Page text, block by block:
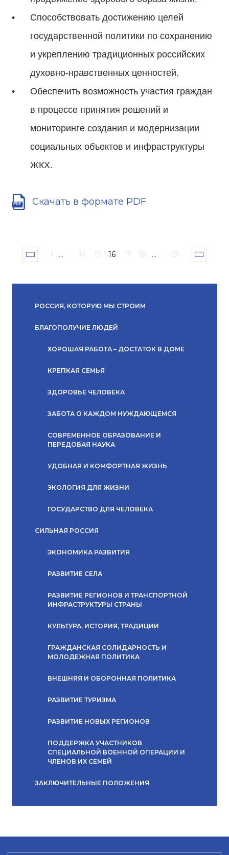
Способствовать достижению целей
государственной политики по сохранению
и укреплению традиционных российских
духовно-нравственных ценностей.
Обеспечить возможность участия граждан
в процессе принятия решений и
мониторинге создания и модернизации
социальных объектов и инфраструктуры
ЖКХ.
Скачать в формате PDF
1 ... 14 15 16 17 18 ... 21
РОССИЯ, КОТОРУЮ МЫ СТРОИМ
БЛАГОПОЛУЧИЕ ЛЮДЕЙ
ХОРОШАЯ РАБОТА – ДОСТАТОК В ДОМЕ
КРЕПКАЯ СЕМЬЯ
ЗДОРОВЬЕ ЧЕЛОВЕКА
ЗАБОТА О КАЖДОМ НУЖДАЮЩЕМСЯ
СОВРЕМЕННОЕ ОБРАЗОВАНИЕ И
ПЕРЕДОВАЯ НАУКА
УДОБНАЯ И КОМФОРТНАЯ ЖИЗНЬ
ЭКОЛОГИЯ ДЛЯ ЖИЗНИ
ГОСУДАРСТВО ДЛЯ ЧЕЛОВЕКА
СИЛЬНАЯ РОССИЯ
ЭКОНОМИКА РАЗВИТИЯ
РАЗВИТИЕ СЕЛА
РАЗВИТИЕ РЕГИОНОВ И ТРАНСПОРТНОЙ
ИНФРАСТРУКТУРЫ СТРАНЫ
КУЛЬТУРА, ИСТОРИЯ, ТРАДИЦИИ
ГРАЖДАНСКАЯ СОЛИДАРНОСТЬ И
МОЛОДЕЖНАЯ ПОЛИТИКА
ВНЕШНЯЯ И ОБОРОННАЯ ПОЛИТИКА
РАЗВИТИЕ ТУРИЗМА
РАЗВИТИЕ НОВЫХ РЕГИОНОВ
ПОДДЕРЖКА УЧАСТНИКОВ
СПЕЦИАЛЬНОЙ ВОЕННОЙ ОПЕРАЦИИ И
ЧЛЕНОВ ИХ СЕМЕЙ
ЗАКЛЮЧИТЕЛЬНЫЕ ПОЛОЖЕНИЯ